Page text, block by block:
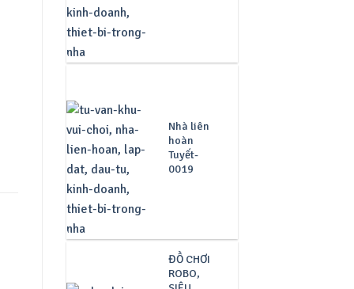
Nhà liên
hoàn
Tuyết-
0019
ĐỒ CHƠI
ROBO,